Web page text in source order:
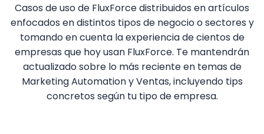
Casos de uso de FluxForce distribuidos en artículos
enfocados en distintos tipos de negocio o sectores y
tomando en cuenta la experiencia de cientos de
empresas que hoy usan FluxForce. Te mantendrán
actualizado sobre lo más reciente en temas de
Marketing Automation y Ventas, incluyendo tips
concretos según tu tipo de empresa.